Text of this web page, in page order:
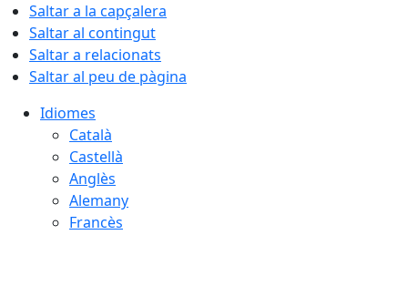
Saltar a la capçalera
Saltar al contingut
Saltar a relacionats
Saltar al peu de pàgina
Idiomes
Català
Castellà
Anglès
Alemany
Francès